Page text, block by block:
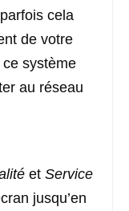
cela
de votre
système
au réseau
et Service
jusqu’en